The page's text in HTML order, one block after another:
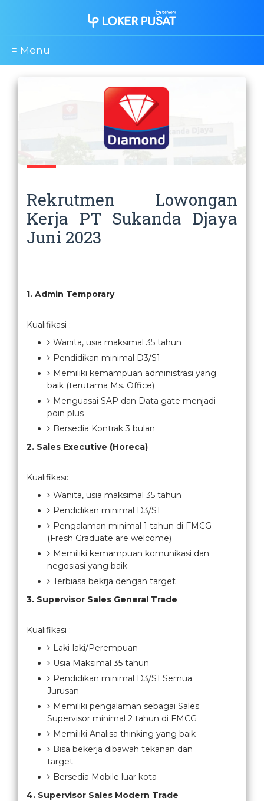
≡ Menu
Rekrutmen Lowongan
Kerja PT Sukanda Djaya
Juni 2023
1. Admin Temporary
Kualifikasi :
Wanita, usia maksimal 35 tahun
Pendidikan minimal D3/S1
Memiliki kemampuan administrasi yang
baik (terutama Ms. Office)
Menguasai SAP dan Data gate menjadi
poin plus
Bersedia Kontrak 3 bulan
2. Sales Executive (Horeca)
Kualifikasi:
Wanita, usia maksimal 35 tahun
Pendidikan minimal D3/S1
Pengalaman minimal 1 tahun di FMCG
(Fresh Graduate are welcome)
Memiliki kemampuan komunikasi dan
negosiasi yang baik
Terbiasa bekrja dengan target
3. Supervisor Sales General Trade
Kualifikasi :
Laki-laki/Perempuan
Usia Maksimal 35 tahun
Pendidikan minimal D3/S1 Semua
Jurusan
Memiliki pengalaman sebagai Sales
Supervisor minimal 2 tahun di FMCG
Memiliki Analisa thinking yang baik
Bisa bekerja dibawah tekanan dan
target
Bersedia Mobile luar kota
4. Supervisor Sales Modern Trade